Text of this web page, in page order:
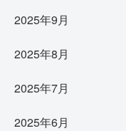
2025年9月
2025年8月
2025年7月
2025年6月